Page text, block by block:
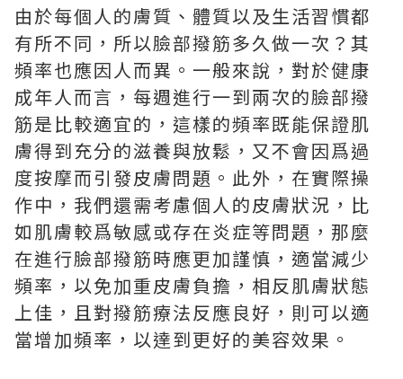
由於每個人的膚質、體質以及生活習慣都
有所不同，所以臉部撥筋多久做一次？其
頻率也應因人而異。一般來說，對於健康
成年人而言，每週進行一到兩次的臉部撥
筋是比較適宜的，這樣的頻率既能保證肌
膚得到充分的滋養與放鬆，又不會因爲過
度按摩而引發皮膚問題。此外，在實際操
作中，我們還需考慮個人的皮膚狀況，比
如肌膚較爲敏感或存在炎症等問題，那麼
在進行臉部撥筋時應更加謹慎，適當減少
頻率，以免加重皮膚負擔，相反肌膚狀態
上佳，且對撥筋療法反應良好，則可以適
當增加頻率，以達到更好的美容效果。